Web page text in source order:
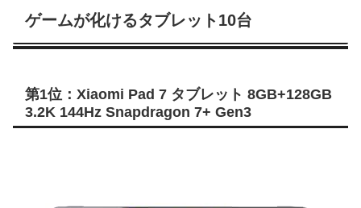
ゲームが化けるタブレット10台
第1位：Xiaomi Pad 7 タブレット 8GB+128GB
3.2K 144Hz Snapdragon 7+ Gen3